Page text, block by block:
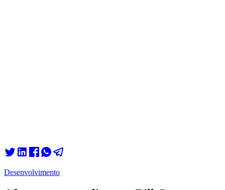
Desenvolvimento